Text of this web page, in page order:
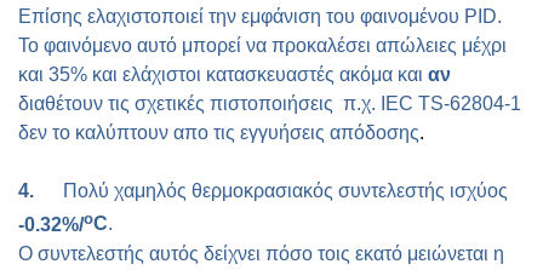
Επίσης ελαχιστοποιεί την εμφάνιση του φαινομένου PID.
Το φαινόμενο αυτό μπορεί να προκαλέσει απώλειες μέχρι
και 35% και ελάχιστοι κατασκευαστές ακόμα και αν
διαθέτουν τις σχετικές πιστοποιήσεις π.χ. IEC TS-62804-1
δεν το καλύπτουν απο τις εγγυήσεις απόδοσης.
4.
Πολύ χαμηλός θερμοκρασιακός συντελεστής ισχύος
-0.32%/οC.
Ο συντελεστής αυτός δείχνει πόσο τοις εκατό μειώνεται η